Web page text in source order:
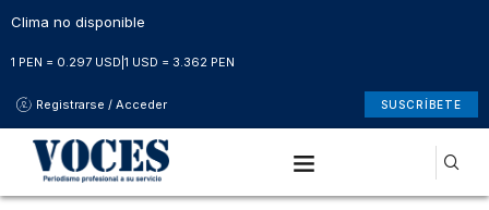
Clima no disponible
1 PEN = 0.297 USD 1 USD = 3.362 PEN
Registrarse / Acceder SUSCRÍBETE